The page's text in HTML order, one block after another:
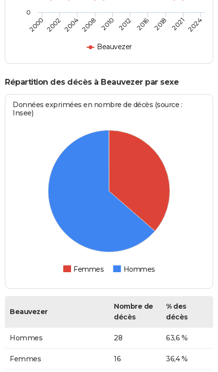
Beauvezer
2000 200220042008 2010 2012 2016 2018 20212024
0
Répartition des décès à Beauvezer par sexe
Données exprimées en nombre de décès (source :
Insee)
Femmes Hommes
Beauvezer
Nombre de
décès
% des
décès
Hommes 28 63,6 %
Femmes 16 36,4 %